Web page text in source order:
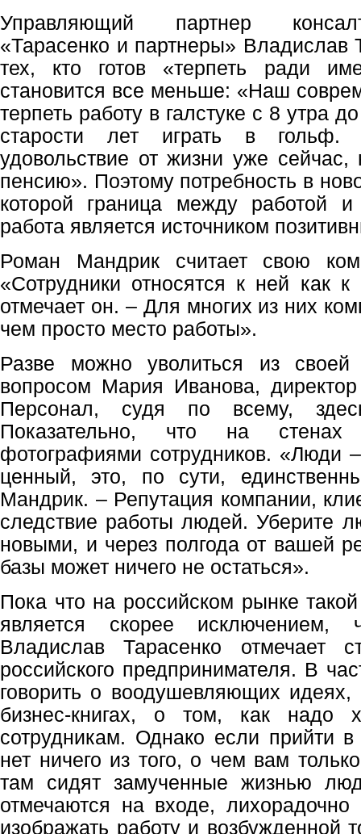
Управляющий партнер
«Тарасенко и партнеры» Владислав
тех, кто готов «терпеть ради
становится все меньше: «Наш
терпеть работу в галстуке с 8 утра
старости лет играть в гольф.
удовольствие от жизни уже
пенсию». Поэтому потребность в
которой граница между работой
работа является источником
Роман Мандрик считает свою
«Сотрудники относятся к ней как
отмечает он. – Для многих из них
чем просто место работы».
Разве можно уволиться из
вопросом Мария Иванова,
Персонал, судя по всему,
Показательно, что на
фотографиями сотрудников. «Люди
ценный, это, по сути,
Мандрик. – Репутация компании,
следствие работы людей. Уберите
новыми, и через полгода от вашей
базы может ничего не остаться».
Пока что на российском рынке
является скорее
Владислав Тарасенко отмечает
российского предпринимателя. В
говорить о воодушевляющих идеях,
бизнес-книгах, о том, как надо
сотрудникам. Однако если прийти
нет ничего из того, о чем вам
там сидят замученные жизнью
отмечаются на входе,
изображать работу и возбужденной